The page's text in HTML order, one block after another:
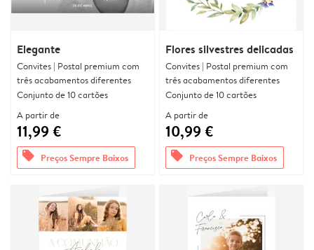
Elegante
Convites | Postal premium com
três acabamentos diferentes
Conjunto de 10 cartões
A partir de
11,99 €
offers Preços Sempre Baixos
Flores silvestres delicadas
Convites | Postal premium com
três acabamentos diferentes
Conjunto de 10 cartões
A partir de
10,99 €
offers Preços Sempre Baixos